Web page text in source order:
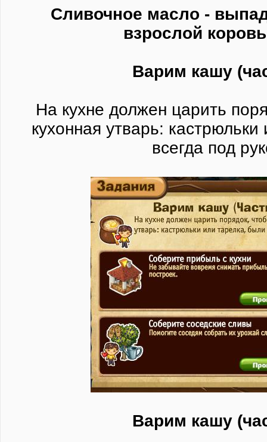
Сливочное масло -
взрослой
Варим кашу
На кухне должен царить
кухонная утварь:
всегда под
Варим кашу